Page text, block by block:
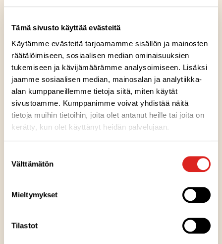
Tämä sivusto käyttää evästeitä
Käytämme evästeitä tarjoamamme sisällön ja mainosten
räätälöimiseen, sosiaalisen median ominaisuuksien
tukemiseen ja kävijämäärämme analysoimiseen. Lisäksi
jaamme sosiaalisen median, mainosalan ja analytiikka-
alan kumppaneillemme tietoja siitä, miten käytät
sivustoamme. Kumppanimme voivat yhdistää näitä
tietoja muihin tietoihin, joita olet antanut heille tai joita on
kerätty, kun olet käyttänyt heidän palvelujaan.
valinta
Välttämätön
Mieltymykset
Tilastot
Ainesosat
Ravintosisältö
Säilytysohje
Valmistuspaikka
Pakkausinfo
Artikkelit